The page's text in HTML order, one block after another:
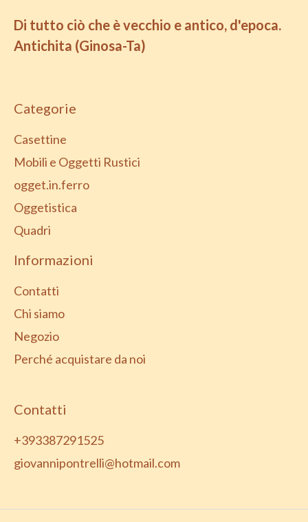
Di tutto ciò che è vecchio e antico, d'epoca.
Antichita (Ginosa-Ta)
Categorie
Casettine
Mobili e Oggetti Rustici
ogget.in.ferro
Oggetistica
Quadri
Informazioni
Contatti
Chi siamo
Negozio
Perché acquistare da noi
Contatti
+393387291525
giovannipontrelli@hotmail.com